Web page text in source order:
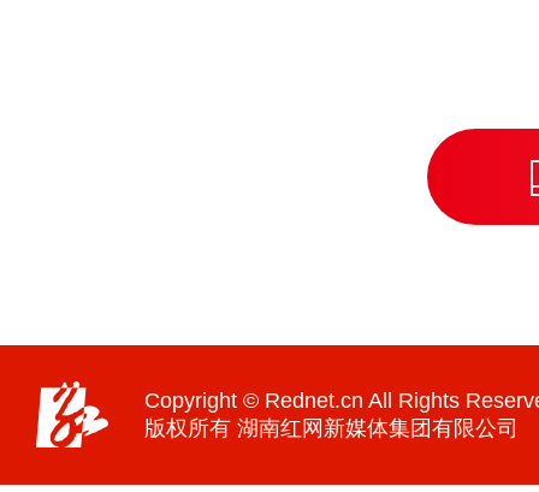
Copyright © Rednet.cn All Rights
版权所有 湖南红网新媒体集团有限公司